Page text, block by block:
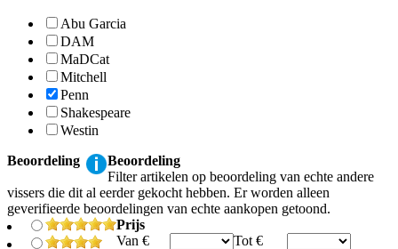
Abu Garcia
DAM
MaDCat
Mitchell
Penn
Shakespeare
Westin
Beoordeling
Beoordeling
Filter artikelen op beoordeling van echte andere
vissers die dit al eerder gekocht hebben. Er worden alleen
geverifieerde beoordelingen van echte aankopen getoond.
Prijs
Van €
Tot €